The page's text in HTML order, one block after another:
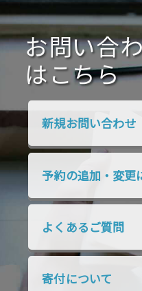
2020年10月 2020年
2020年7月 2020年
2020年4月 2020年
2019年10月 2019年9
2018年7月 2018年6
2018年4月 2018年
2018年1月 2017年
お問い合
はこちら
新規お問い合わせ
予約の追加・変更
よくあるご質問
寄付について